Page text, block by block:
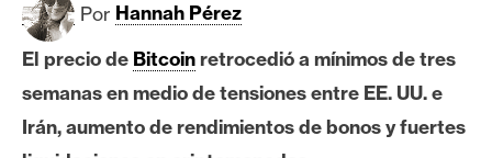
B
t
c
o
Por Hannah Pérez
El precio de Bitcoinretrocedió a mínimos de tres
semanas en medio de tensiones entre EE. UU. e
Irán, aumento de rendimientos de bonos y fuertes